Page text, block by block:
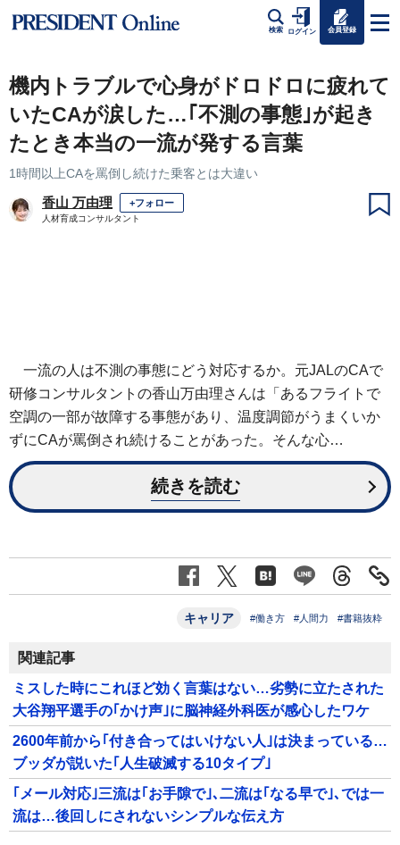
検索 ログイン 会員登録
機内トラブルで心身がドロドロに疲れて
いたCAが涙した…｢不測の事態｣が起き
たとき本当の一流が発する言葉
1時間以上CAを罵倒し続けた乗客とは大違い
香山 万由理 +フォロー
人材育成コンサルタント
一流の人は不測の事態にどう対応するか。元JALのCAで
研修コンサルタントの香山万由理さんは「あるフライトで
空調の一部が故障する事態があり、温度調節がうまくいか
ずにCAが罵倒され続けることがあった。そんな心…
続きを読む
キャリア #働き方 #人間力 #書籍抜粋
関連記事
ミスした時にこれほど効く言葉はない…劣勢に立たされた
大谷翔平選手の｢かけ声｣に脳神経外科医が感心したワケ
2600年前から｢付き合ってはいけない人｣は決まっている…
ブッダが説いた｢人生破滅する10タイプ｣
｢メール対応｣三流は｢お手隙で｣､二流は｢なる早で｣､では一
流は…後回しにされないシンプルな伝え方